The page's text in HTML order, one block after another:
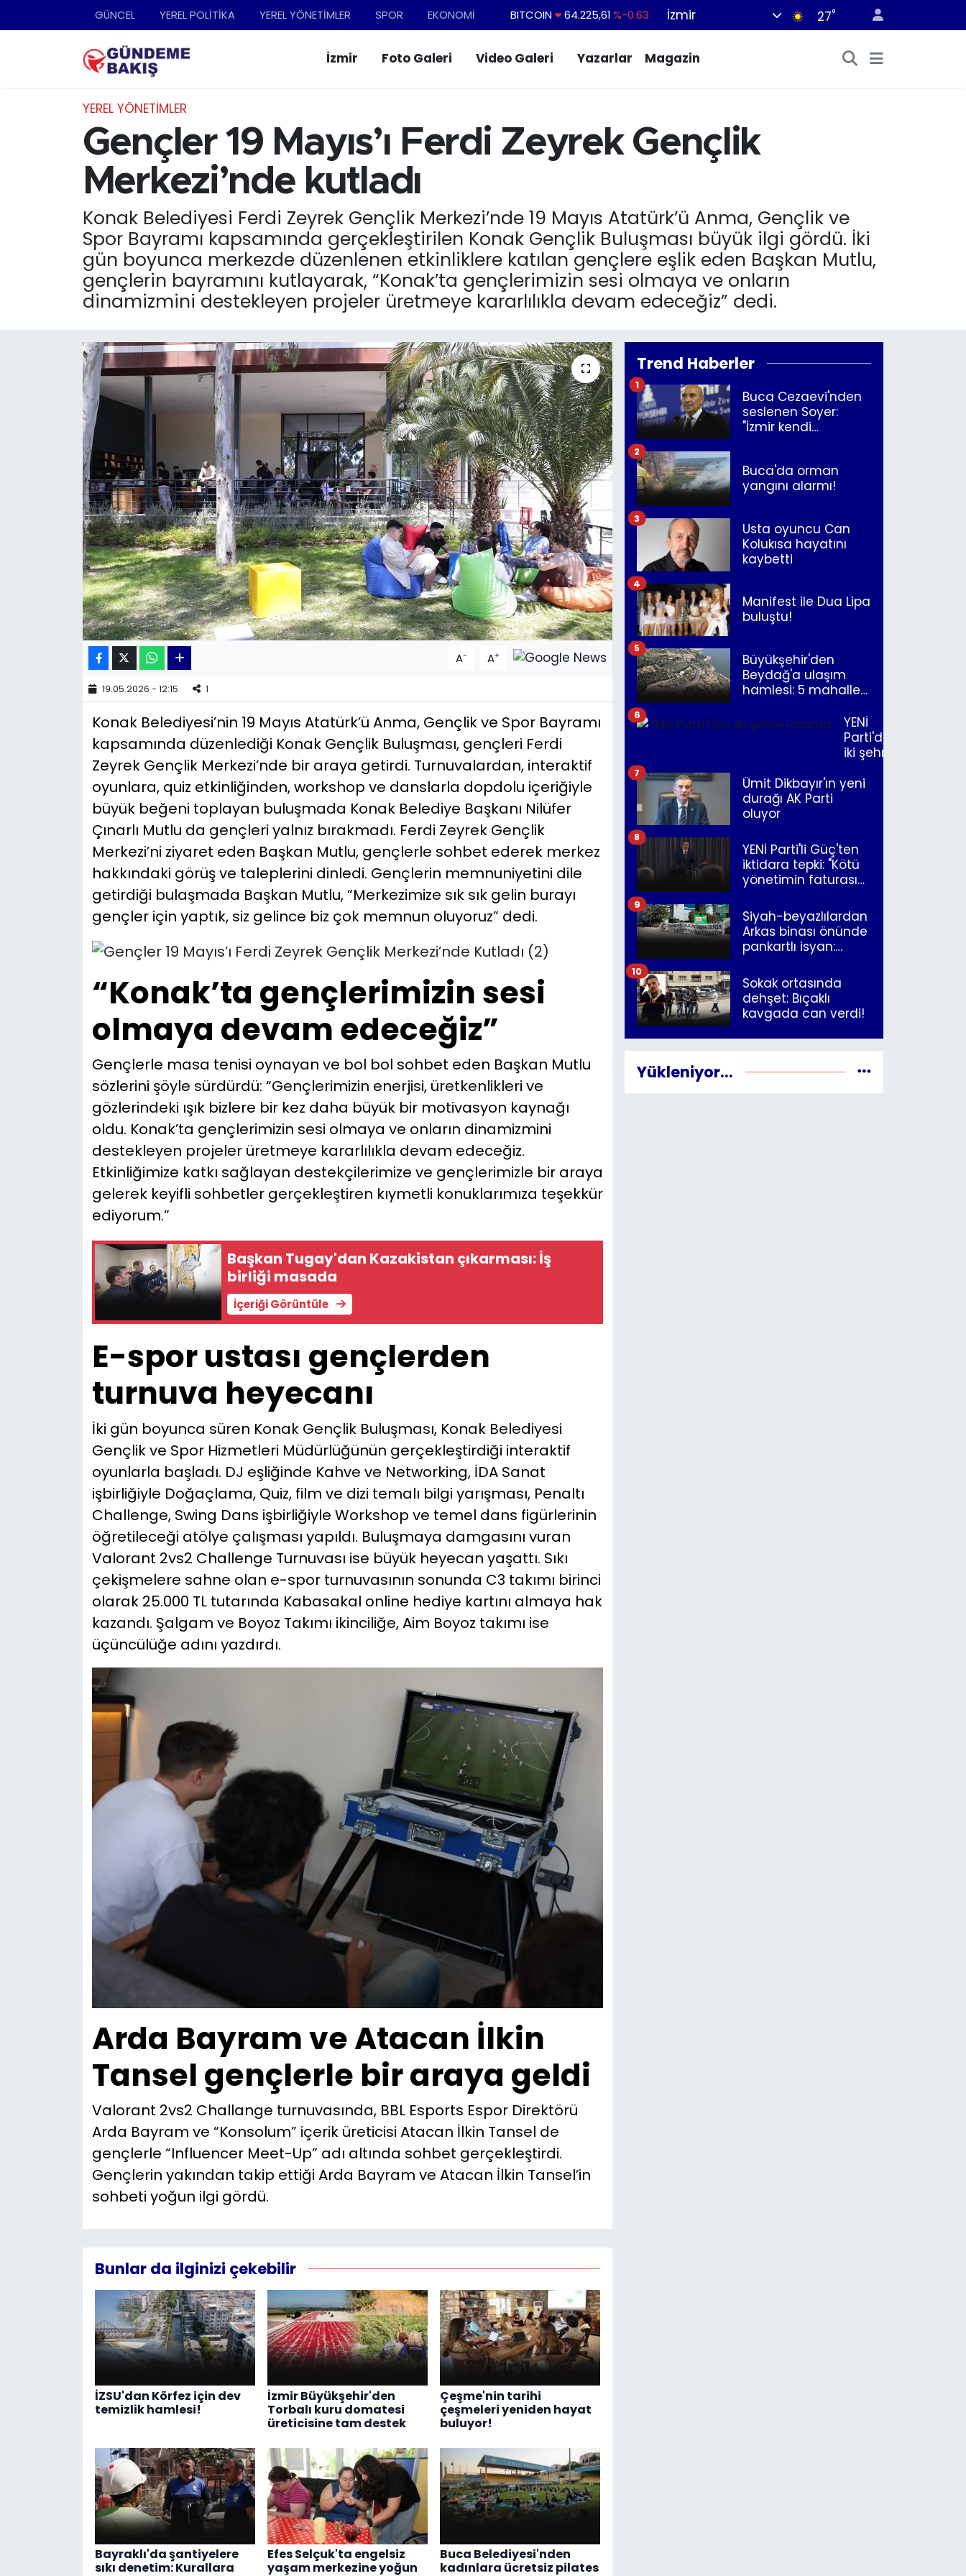
GÜNCEL YEREL POLİTİKA YEREL YÖNETİMLER SPOR EKONOMİ DOLAR 47,7143 %0.16
STERLİN
64,2463 %0.07
BITCOIN
64.225,61 %-0.63
İzmir 27°
İzmir Foto Galeri Video Galeri Yazarlar Magazin
YEREL YÖNETİMLER
Gençler 19 Mayıs’ı Ferdi Zeyrek Gençlik
Merkezi’nde kutladı
Konak Belediyesi Ferdi Zeyrek Gençlik Merkezi’nde 19 Mayıs Atatürk’ü Anma, Gençlik ve
Spor Bayramı kapsamında gerçekleştirilen Konak Gençlik Buluşması büyük ilgi gördü. İki
gün boyunca merkezde düzenlenen etkinliklere katılan gençlere eşlik eden Başkan Mutlu,
gençlerin bayramını kutlayarak, “Konak’ta gençlerimizin sesi olmaya ve onların
dinamizmini destekleyen projeler üretmeye kararlılıkla devam edeceğiz” dedi.
A- A+
19.05.2026 - 12:15 1
Konak Belediyesi’nin 19 Mayıs Atatürk’ü Anma, Gençlik ve Spor Bayramı
kapsamında düzenlediği Konak Gençlik Buluşması, gençleri Ferdi
Zeyrek Gençlik Merkezi’nde bir araya getirdi. Turnuvalardan, interaktif
oyunlara, quiz etkinliğinden, workshop ve danslarla dopdolu içeriğiyle
büyük beğeni toplayan buluşmada Konak Belediye Başkanı Nilüfer
Çınarlı Mutlu da gençleri yalnız bırakmadı. Ferdi Zeyrek Gençlik
Merkezi’ni ziyaret eden Başkan Mutlu, gençlerle sohbet ederek merkez
hakkındaki görüş ve taleplerini dinledi. Gençlerin memnuniyetini dile
getirdiği bulaşmada Başkan Mutlu, “Merkezimize sık sık gelin burayı
gençler için yaptık, siz gelince biz çok memnun oluyoruz” dedi.
“Konak’ta gençlerimizin sesi
olmaya devam edeceğiz”
Gençlerle masa tenisi oynayan ve bol bol sohbet eden Başkan Mutlu
sözlerini şöyle sürdürdü: “Gençlerimizin enerjisi, üretkenlikleri ve
gözlerindeki ışık bizlere bir kez daha büyük bir motivasyon kaynağı
oldu. Konak’ta gençlerimizin sesi olmaya ve onların dinamizmini
destekleyen projeler üretmeye kararlılıkla devam edeceğiz.
Etkinliğimize katkı sağlayan destekçilerimize ve gençlerimizle bir araya
gelerek keyifli sohbetler gerçekleştiren kıymetli konuklarımıza teşekkür
ediyorum.”
Başkan Tugay'dan Kazakistan çıkarması: İş
birliği masada
İçeriği Görüntüle
E-spor ustası gençlerden
turnuva heyecanı
İki gün boyunca süren Konak Gençlik Buluşması, Konak Belediyesi
Gençlik ve Spor Hizmetleri Müdürlüğünün gerçekleştirdiği interaktif
oyunlarla başladı. DJ eşliğinde Kahve ve Networking, İDA Sanat
işbirliğiyle Doğaçlama, Quiz, film ve dizi temalı bilgi yarışması, Penaltı
Challenge, Swing Dans işbirliğiyle Workshop ve temel dans figürlerinin
öğretileceği atölye çalışması yapıldı. Buluşmaya damgasını vuran
Valorant 2vs2 Challenge Turnuvası ise büyük heyecan yaşattı. Sıkı
çekişmelere sahne olan e-spor turnuvasının sonunda C3 takımı birinci
olarak 25.000 TL tutarında Kabasakal online hediye kartını almaya hak
kazandı. ⁠Şalgam ve Boyoz Takımı ikinciliğe, ⁠Aim Boyoz takımı ise
üçüncülüğe adını yazdırdı.
Arda Bayram ve Atacan İlkin
Tansel gençlerle bir araya geldi
Valorant 2vs2 Challange turnuvasında, BBL Esports Espor Direktörü
Arda Bayram ve “Konsolum” içerik üreticisi Atacan İlkin Tansel de
gençlerle “Influencer Meet-Up” adı altında sohbet gerçekleştirdi.
Gençlerin yakından takip ettiği Arda Bayram ve Atacan İlkin Tansel’in
sohbeti yoğun ilgi gördü.
Bunlar da ilginizi çekebilir
İZSU'dan Körfez için dev
temizlik hamlesi!
İzmir Büyükşehir'den
Torbalı kuru domatesi
üreticisine tam destek
Çeşme'nin tarihi
çeşmeleri yeniden hayat
buluyor!
Bayraklı'da şantiyelere
sıkı denetim: Kurallara
Efes Selçuk'ta engelsiz
yaşam merkezine yoğun
Buca Belediyesi'nden
kadınlara ücretsiz pilates
Trend Haberler
Buca Cezaevi'nden
seslenen Soyer:
"İzmir kendi
1
Buca'da orman
yangını alarmı!
2
Usta oyuncu Can
Kolukısa hayatını
kaybetti
3
Manifest ile Dua Lipa
buluştu!
4
Büyükşehir'den
Beydağ'a ulaşım
hamlesi: 5 mahalle
5
YENİ
Parti'den
iki şehre
6
Ümit Dikbayır'ın yeni
durağı AK Parti
oluyor
7
YENİ Parti'li Güç'ten
iktidara tepki: "Kötü
yönetimin faturasını
8
Siyah-beyazlılardan
Arkas binası önünde
pankartlı isyan:
İzmir"
9
Sokak ortasında
dehşet: Bıçaklı
kavgada can verdi!
10
Yükleniyor...
Ankara
EKONOMİ
English News
GÜNCEL
KÜLTÜR SANAT
MAGAZİN
POLİTİKA
SAĞLIK
Siyaset
TEKNOLOJİ
Yaşam
YEREL POLİTİKA
Nöbetçi Eczaneler
Trafik Durumu
Süper Lig Puan Durumu ve Fikstür
Son Dakika Haberleri
Haber Arşivi